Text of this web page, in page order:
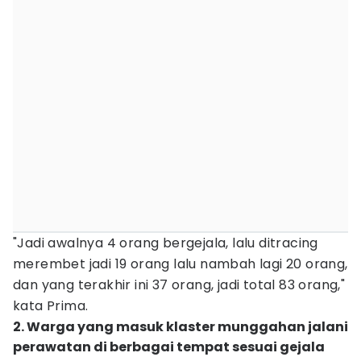
"Jadi awalnya 4 orang bergejala, lalu ditracing
merembet jadi 19 orang lalu nambah lagi 20 orang,
dan yang terakhir ini 37 orang, jadi total 83 orang,"
kata Prima.
2. Warga yang masuk klaster munggahan jalani
perawatan di berbagai tempat sesuai gejala